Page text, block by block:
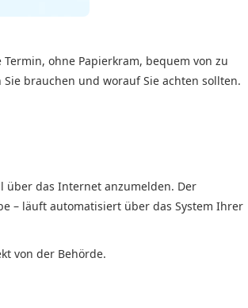
Termin, ohne Papierkram, bequem von zu
brauchen und worauf Sie achten sollten.
über das Internet anzumelden. Der
– läuft automatisiert über das System Ihrer
von der Behörde.